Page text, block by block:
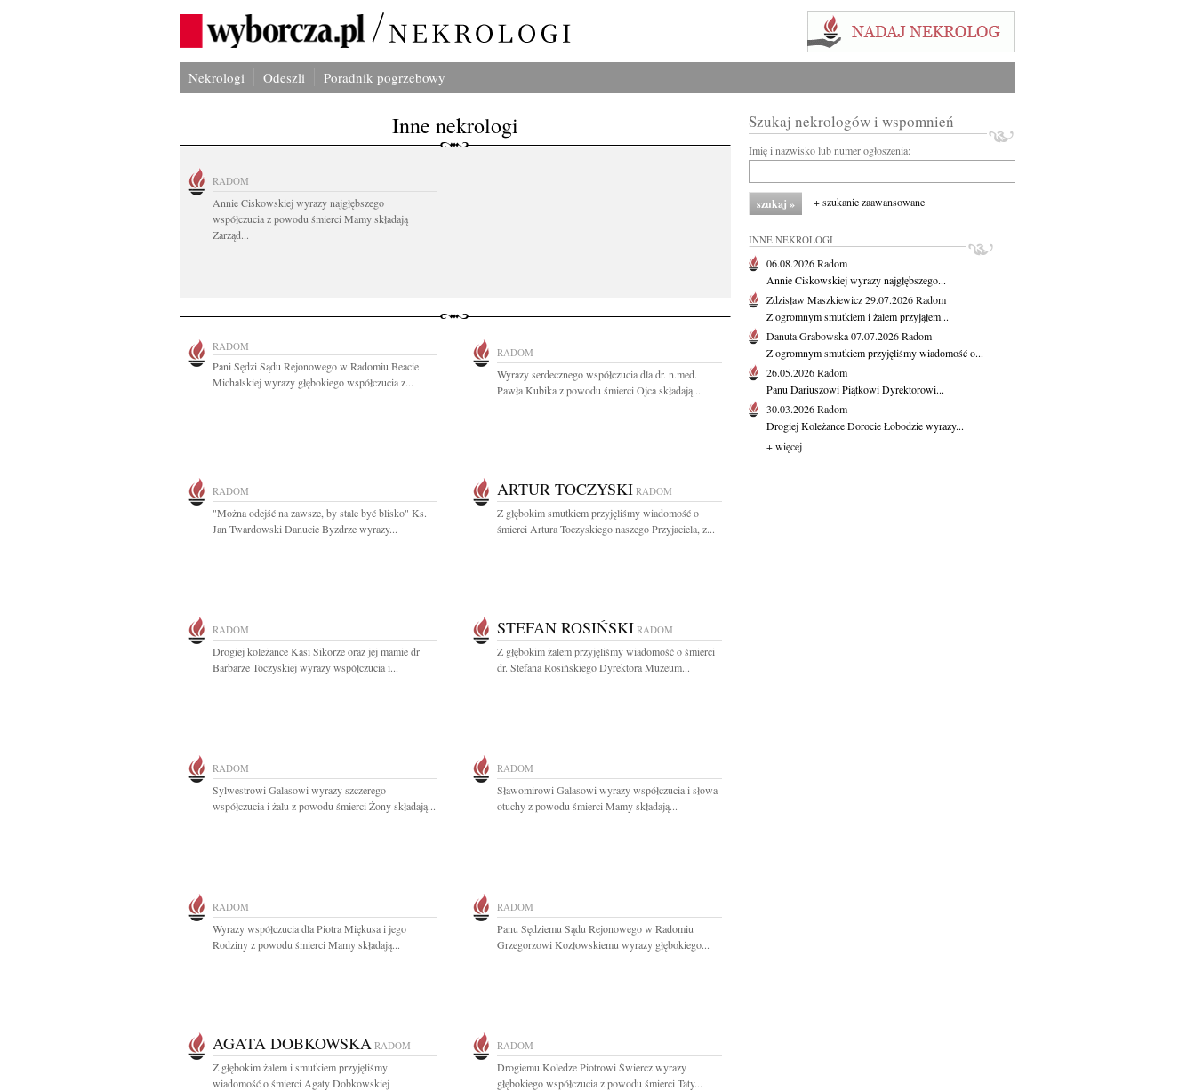
Nekrologi Odeszli Poradnik pogrzebowy
Inne nekrologi
RADOM
Annie Ciskowskiej wyrazy najgłębszego
współczucia z powodu śmierci Mamy składają
Zarząd...
RADOM
Pani Sędzi Sądu Rejonowego w Radomiu Beacie
Michalskiej wyrazy głębokiego współczucia z...
RADOM
Wyrazy serdecznego współczucia dla dr. n.med.
Pawła Kubika z powodu śmierci Ojca składają...
RADOM
"Można odejść na zawsze, by stale być blisko" Ks.
Jan Twardowski Danucie Byzdrze wyrazy...
ARTUR TOCZYSKI RADOM
Z głębokim smutkiem przyjęliśmy wiadomość o
śmierci Artura Toczyskiego naszego Przyjaciela, z...
RADOM
Drogiej koleżance Kasi Sikorze oraz jej mamie dr
Barbarze Toczyskiej wyrazy współczucia i...
STEFAN ROSIŃSKI RADOM
Z głębokim żalem przyjęliśmy wiadomość o śmierci
dr. Stefana Rosińskiego Dyrektora Muzeum...
RADOM
Sylwestrowi Galasowi wyrazy szczerego
współczucia i żalu z powodu śmierci Żony składają...
RADOM
Sławomirowi Galasowi wyrazy współczucia i słowa
otuchy z powodu śmierci Mamy składają...
RADOM
Wyrazy współczucia dla Piotra Miękusa i jego
Rodziny z powodu śmierci Mamy składają...
RADOM
Panu Sędziemu Sądu Rejonowego w Radomiu
Grzegorzowi Kozłowskiemu wyrazy głębokiego...
AGATA DOBKOWSKA RADOM
Z głębokim żalem i smutkiem przyjęliśmy
wiadomość o śmierci Agaty Dobkowskiej
RADOM
Drogiemu Koledze Piotrowi Świercz wyrazy
głębokiego współczucia z powodu śmierci Taty...
Szukaj nekrologów i wspomnień
Imię i nazwisko lub numer ogłoszenia:
+ szukanie zaawansowane
INNE NEKROLOGI
06.08.2026Radom
Annie Ciskowskiej wyrazy najgłębszego...
Zdzisław Maszkiewicz29.07.2026Radom
Z ogromnym smutkiem i żalem przyjąłem...
Danuta Grabowska07.07.2026Radom
Z ogromnym smutkiem przyjęliśmy wiadomość o...
26.05.2026Radom
Panu Dariuszowi Piątkowi Dyrektorowi...
30.03.2026Radom
Drogiej Koleżance Dorocie Łobodzie wyrazy...
+ więcej